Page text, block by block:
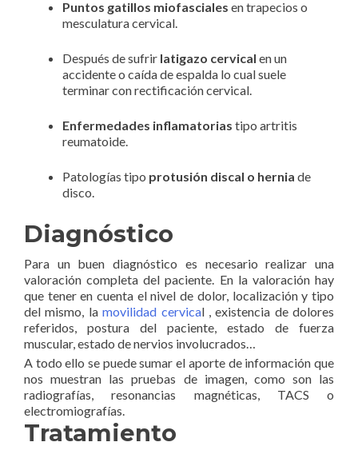
Puntos gatillos miofasciales en trapecios o
mesculatura cervical.
Después de sufrir latigazo cervical en un
accidente o caída de espalda lo cual suele
terminar con rectificación cervical.
Enfermedades inflamatorias tipo artritis
reumatoide.
Patologías tipo protusión discal o hernia de
disco.
Diagnóstico
Para un buen diagnóstico es necesario realizar una
valoración completa del paciente. En la valoración hay
que tener en cuenta el nivel de dolor, localización y tipo
del mismo, lamovilidad cervical , existencia de dolores
referidos, postura del paciente, estado de fuerza
muscular, estado de nervios involucrados…
A todo ello se puede sumar el aporte de información que
nos muestran las pruebas de imagen, como son las
radiografías, resonancias magnéticas, TACS o
electromiografías.
Tratamiento